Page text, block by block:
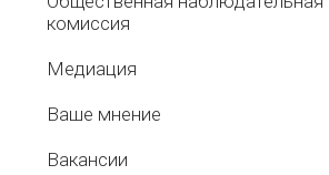
комиссия
Медиация
Ваше мнение
Вакансии